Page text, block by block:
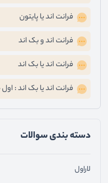
فرانت اند یا پایتون
فرانت اند و بک اند
فرانت اند یا بک اند
فرانت اند یا بک اند :
دسته ‌بندی سوالات
لاراول